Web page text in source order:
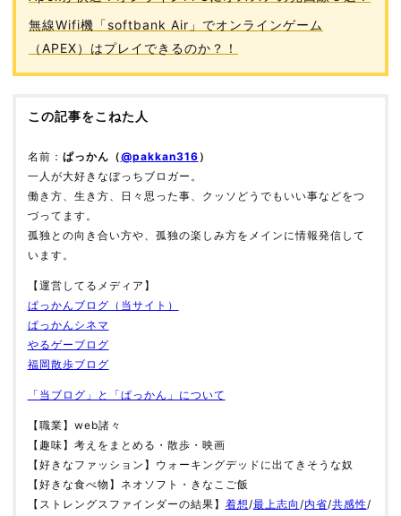
無線Wifi機「softbank Air」でオンラインゲーム
（APEX）はプレイできるのか？！
この記事をこねた人
名前： ぱっかん（@pakkan316 ）
一人が大好きなぼっちブロガー。
働き方、生き方、日々思った事、クッソどうでもいい事などをつ
づってます。
孤独との向き合い方や、孤独の楽しみ方をメインに情報発信して
います。
【運営してるメディア】
ぱっかんブログ（当サイト）
ぱっかんシネマ
やるゲーブログ
福岡散歩ブログ
「当ブログ」と「ぱっかん」について
【職業】web諸々
【趣味】考えをまとめる・散歩・映画
【好きなファッション】ウォーキングデッドに出てきそうな奴
【好きな食べ物】ネオソフト・きなこご飯
【ストレングスファインダーの結果】 着想/最上志向 /内省/共感性/